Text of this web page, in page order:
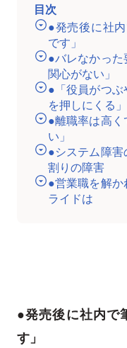
目次
●発売後に社
です」
●バレなかっ
関心がない」
●「役員がつぶ
を押しにくる」
●離職率は高
い」
●システム障
割りの障害
●営業職を解
ライドは
●発売後に社内で
す」